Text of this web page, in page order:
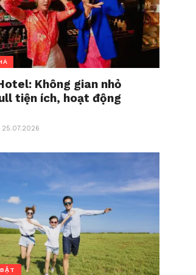
Không gian nhỏ
tiện ích, hoạt động
25.07.2026